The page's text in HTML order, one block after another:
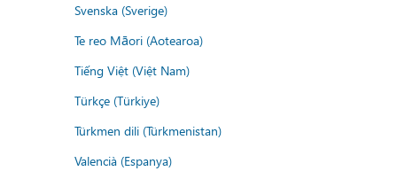
Svenska (Sverige)
Te reo Māori (Aotearoa)
Tiếng Việt (Việt Nam)
Türkçe (Türkiye)
Türkmen dili (Türkmenistan)
Valencià (Espanya)